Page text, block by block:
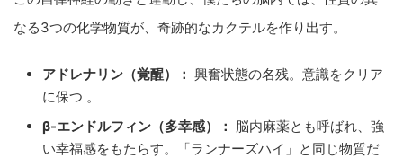
なる3つの化学物質が、奇跡的なカクテルを作り出す。
アドレナリン（覚醒）： 興奮状態の名残。意識をクリア
に保つ 。
β-エンドルフィン（多幸感）： 脳内麻薬とも呼ばれ、強
い幸福感をもたらす。「ランナーズハイ」と同じ物質だ